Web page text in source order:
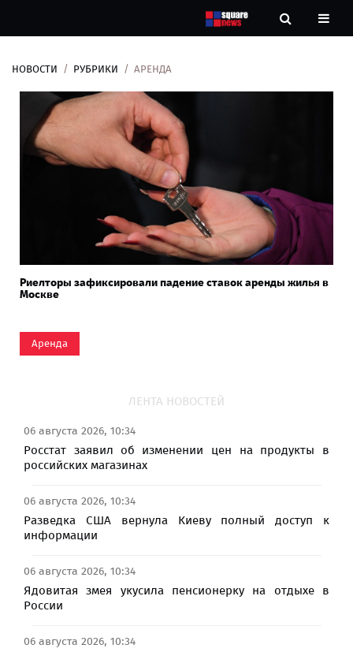
Рубрики
Контакты
НОВОСТИ РУБРИКИ АРЕНДА
Риелторы зафиксировали падение ставок аренды жилья в
Москве
Аренда
ЛЕНТА НОВОСТЕЙ
06 августа 2026, 10:34
Росстат заявил об изменении цен на продукты в
российских магазинах
06 августа 2026, 10:34
Разведка США вернула Киеву полный доступ к
информации
06 августа 2026, 10:34
Ядовитая змея укусила пенсионерку на отдыхе в
России
06 августа 2026, 10:34